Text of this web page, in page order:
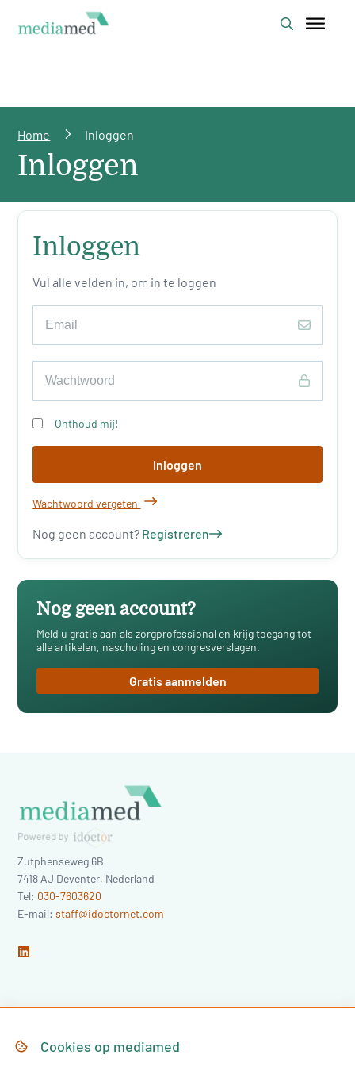
Home Inloggen
Inloggen
Inloggen
Vul alle velden in, om in te loggen
Onthoud mij!
Inloggen
Wachtwoord vergeten
Nog geen account? Registreren
Nog geen account?
Meld u gratis aan als zorgprofessional en krijg toegang tot
alle artikelen, nascholing en congresverslagen.
Gratis aanmelden
Zutphenseweg 6B
7418 AJ Deventer, Nederland
Tel: 030-7603620
E-mail:staff@idoctornet.com
HomeCookies op mediamed